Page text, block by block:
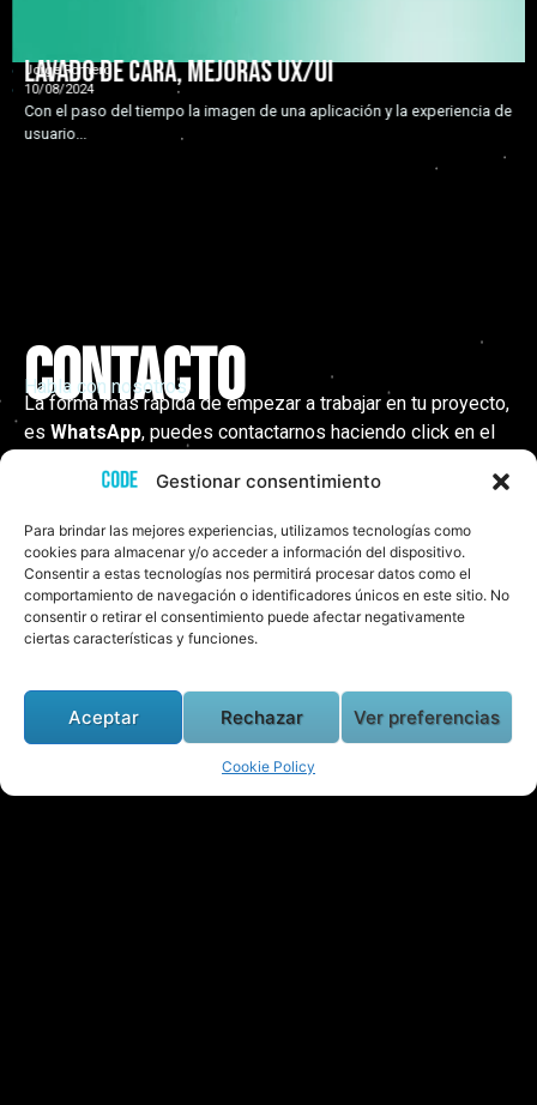
Gestionar consentimiento
Para brindar las mejores experiencias, utilizamos tecnologías como
cookies para almacenar y/o acceder a información del dispositivo.
Consentir a estas tecnologías nos permitirá procesar datos como el
comportamiento de navegación o identificadores únicos en este sitio. No
consentir o retirar el consentimiento puede afectar negativamente
ciertas características y funciones.
Aceptar Rechazar Ver preferencias
Cookie Policy
Lavado de cara, mejoras UX/UI
Jorge Romero
10/08/2024
Con el paso del tiempo la imagen de una aplicación y la experiencia de
usuario...
CONTACTO
Habla con nosotros
La forma más rápida de empezar a trabajar en tu proyecto,
es WhatsApp, puedes contactarnos haciendo click en el
Nosotros nos comprometemos a responderte a la
pérdidas de tiempo.
660 51 89 74